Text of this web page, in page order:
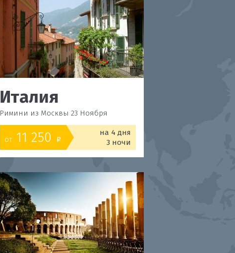
Италия
Римини из Москвы 23 Ноября
от 11 250 o
на 4 дня
3 ночи